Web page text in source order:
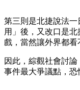
第三則是北捷說法
用」後，又改口是
戲，當然讓外界都看
因此，綜觀社會討
事件最大爭議點，恐